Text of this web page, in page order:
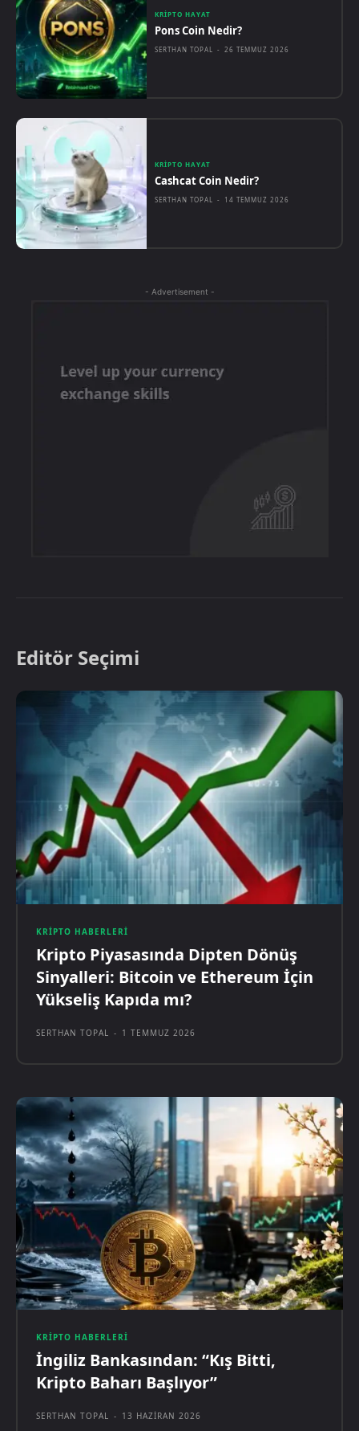
KRIPTO HAYAT
Pons Coin Nedir?
SERTHAN TOPAL - 26 TEMMUZ 2026
KRIPTO HAYAT
Cashcat Coin Nedir?
SERTHAN TOPAL - 14 TEMMUZ 2026
- Advertisement -
Editör Seçimi
KRIPTO HABERLERI
Kripto Piyasasında Dipten Dönüş
Sinyalleri: Bitcoin ve Ethereum İçin
Yükseliş Kapıda mı?
SERTHAN TOPAL - 1 TEMMUZ 2026
KRIPTO HABERLERI
İngiliz Bankasından: “Kış Bitti,
Kripto Baharı Başlıyor”
SERTHAN TOPAL - 13 HAZIRAN 2026